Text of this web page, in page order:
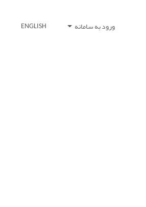
ورود به سامانه ENGLISH